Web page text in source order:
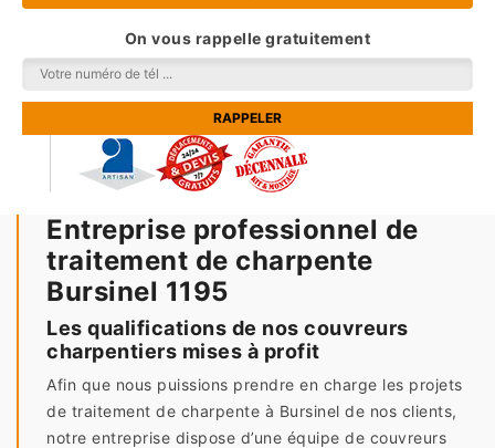
On vous rappelle gratuitement
Entreprise professionnel de
traitement de charpente
Bursinel 1195
Les qualifications de nos couvreurs
charpentiers mises à profit
Afin que nous puissions prendre en charge les projets
de traitement de charpente à Bursinel de nos clients,
notre entreprise dispose d’une équipe de couvreurs